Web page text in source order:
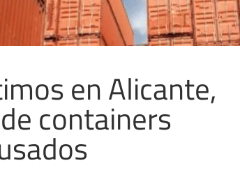
en Alicante,
containers